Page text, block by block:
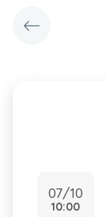
07/10
10:00